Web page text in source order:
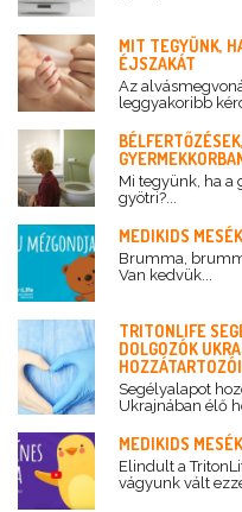
MIT TEGYÜNK,
ÉJSZAKÁT
Az
leggyakoribb
Mi tegyünk, ha a
gyötri?...
MEDIKIDS
Brumma,
Van kedvük...
TRITONLIFE
DOLGOZÓK
Segélyalapot
Ukrajnában élő
MEDIKIDS
Elindult a
vágyunk vált